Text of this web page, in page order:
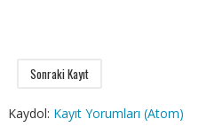
Sonraki Kayıt
Kaydol: Kayıt Yorumları (Atom)